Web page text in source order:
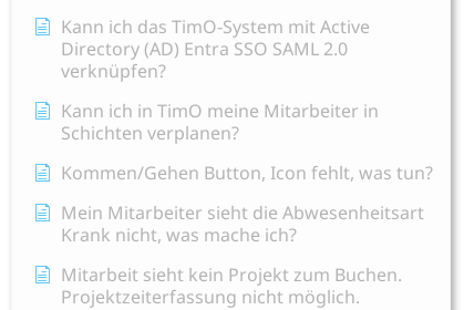
Kann ich das TimO-System mit Active
Directory (AD) Entra SSO SAML 2.0
verknüpfen?
Kann ich in TimO meine Mitarbeiter in
Schichten verplanen?
Kommen/Gehen Button, Icon fehlt, was tun?
Mein Mitarbeiter sieht die Abwesenheitsart
Krank nicht, was mache ich?
Mitarbeit sieht kein Projekt zum Buchen.
Projektzeiterfassung nicht möglich.